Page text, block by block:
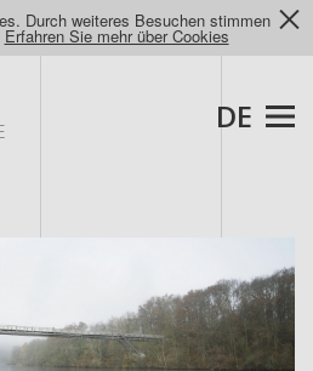
Durch weiteres Besuchen stimmen
Erfahren Sie mehr über Cookies
DE